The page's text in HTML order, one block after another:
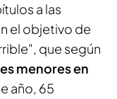
a las
el objetivo de
que según
menores en
año, 65